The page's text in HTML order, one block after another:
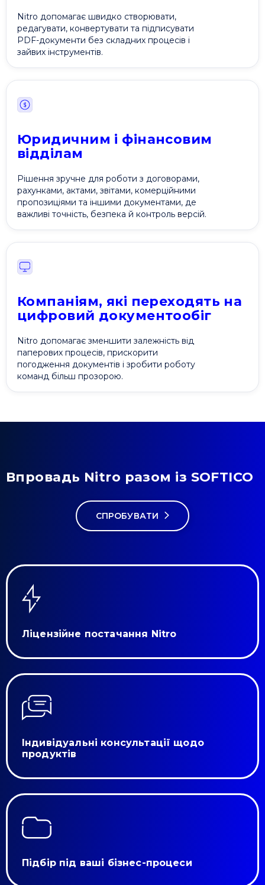
Nitro допомагає швидко створювати,
редагувати, конвертувати та підписувати
PDF-документи без складних процесів і
зайвих інструментів.
Юридичним і фінансовим
відділам
Рішення зручне для роботи з договорами,
рахунками, актами, звітами, комерційними
пропозиціями та іншими документами, де
важливі точність, безпека й контроль версій.
Компаніям, які переходять на
цифровий документообіг
Nitro допомагає зменшити залежність від
паперових процесів, прискорити
погодження документів і зробити роботу
команд більш прозорою.
Впровадь Nitro разом із SOFTICO
СПРОБУВАТИ
Ліцензійне постачання Nitro
Індивідуальні консультації щодо
продуктів
Підбір під ваші бізнес-процеси
Привіт 👋, чим тобі допомогти?
Ми зазвичай відповідаємо дуже швидко
Надіслати повідомлення